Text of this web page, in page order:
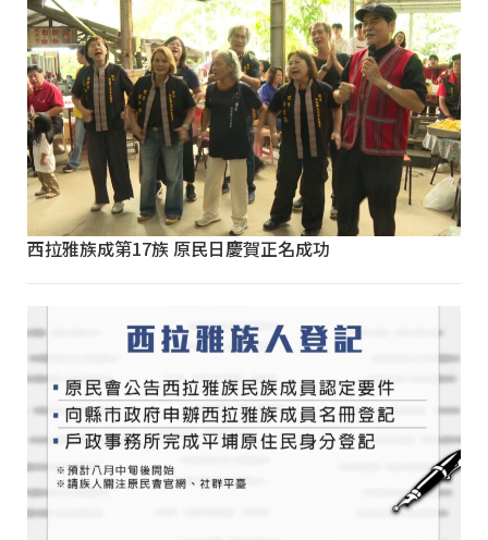
西拉雅族成第17族 原民日慶賀正名成功